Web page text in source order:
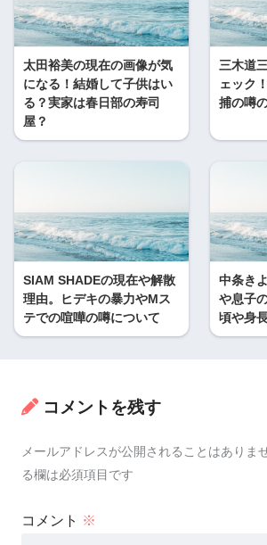
太田裕美の現在の画像が気
になる！結婚して子供はい
る？実家は春日部の寿司
屋？
三木道
ェック
捕の噂
SIAM SHADEの現在や解散
理由。ヒデキの暴力やMス
テでの喧嘩の噂について
中条き
や息子
頃や身
コメントを残す
メールアドレスが公開されることはありませ
る欄は必須項目です
コメント ※